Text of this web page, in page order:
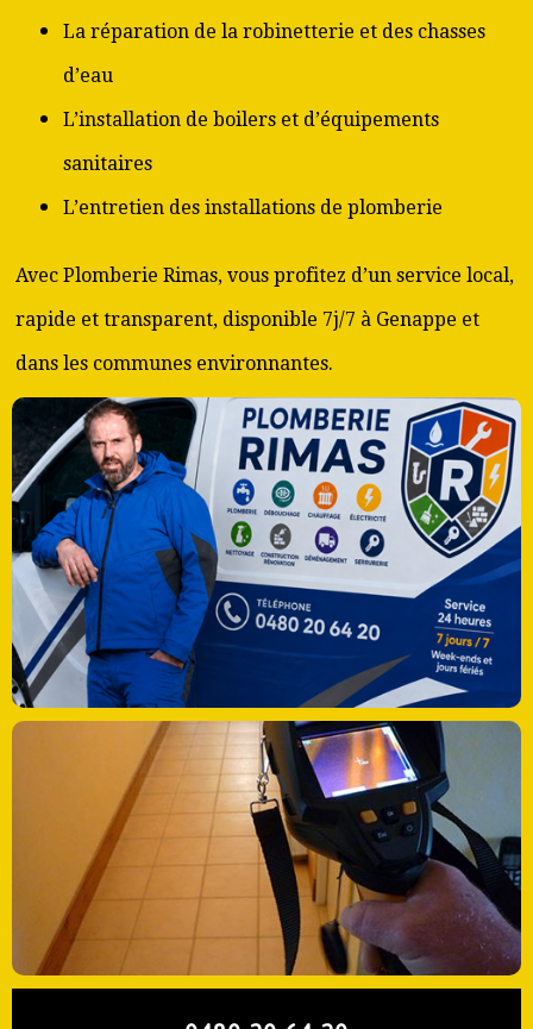
La réparation de la robinetterie et des chasses
d’eau
L’installation de boilers et d’équipements
sanitaires
L’entretien des installations de plomberie
Avec Plomberie Rimas, vous profitez d’un service local,
rapide et transparent, disponible 7j/7 à Genappe et
dans les communes environnantes.